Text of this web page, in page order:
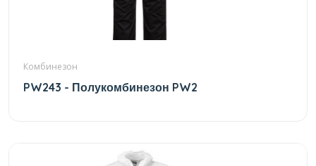
Комбинезон
PW243 - Полукомбинезон PW2